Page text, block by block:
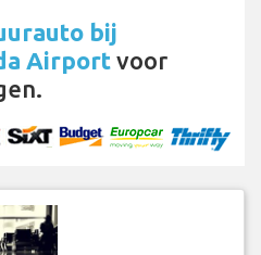
bij
Airport voor